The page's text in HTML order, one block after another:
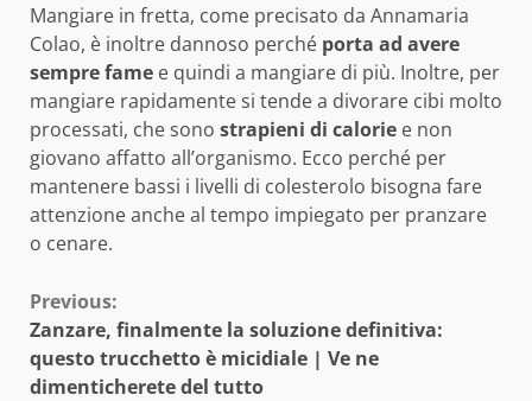
Mangiare in fretta, come precisato da Annamaria
Colao, è inoltre dannoso perché porta ad avere
sempre fame e quindi a mangiare di più. Inoltre, per
mangiare rapidamente si tende a divorare cibi molto
processati, che sono strapieni di calorie e non
giovano affatto all’organismo. Ecco perché per
mantenere bassi i livelli di colesterolo bisogna fare
attenzione anche al tempo impiegato per pranzare
o cenare.
Continue
Reading
Previous:
Zanzare, finalmente la soluzione definitiva:
questo trucchetto è micidiale | Ve ne
dimenticherete del tutto